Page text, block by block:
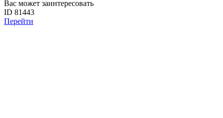
Вас может заинтересовать
ID 81443
Перейти